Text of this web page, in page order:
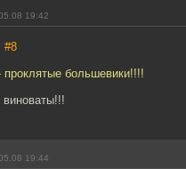
19:42
#8
большевики!!!!
19:44